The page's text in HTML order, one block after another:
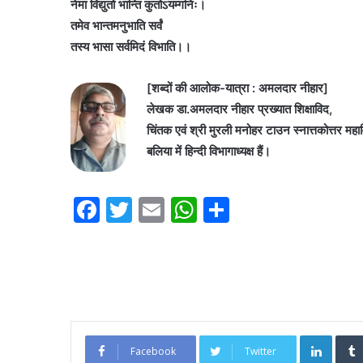
नेमा विद्युतो भान्ति कुतोऽयम्गनिः।
तमेव भान्तमनुभाति सर्वं
तस्य भासा सर्वमिदं विभाति।।
[शब्दों की आलोक-यात्रा : अमलदार नीहार]
लेखक डा.अमलदार नीहार प्रख्यात शिक्षाविद,
चिंतक एवं श्री मुरली मनोहर टाउन स्नात्तकोत्तर
बलिया में हिन्दी विभागाध्यक्ष हैं।
F
b
o
T
E
W
A
p
Facebook Twitter